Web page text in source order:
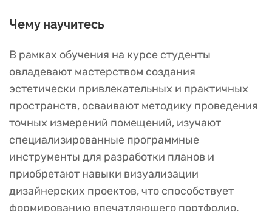
Чему научитесь
В рамках обучения на курсе студенты
овладевают мастерством создания
эстетически привлекательных и практичных
пространств, осваивают методику проведения
точных измерений помещений, изучают
специализированные программные
инструменты для разработки планов и
приобретают навыки визуализации
дизайнерских проектов, что способствует
формированию впечатляющего портфолио.